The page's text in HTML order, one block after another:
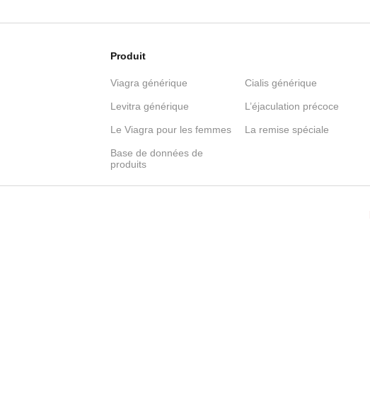
Produit
Viagra générique Cialis générique
Levitra générique L’éjaculation précoce
Le Viagra pour les femmes La remise spéciale
Base de données de
produits